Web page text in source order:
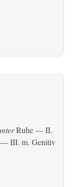
Ruhe — II.
— III. m. Genitiv